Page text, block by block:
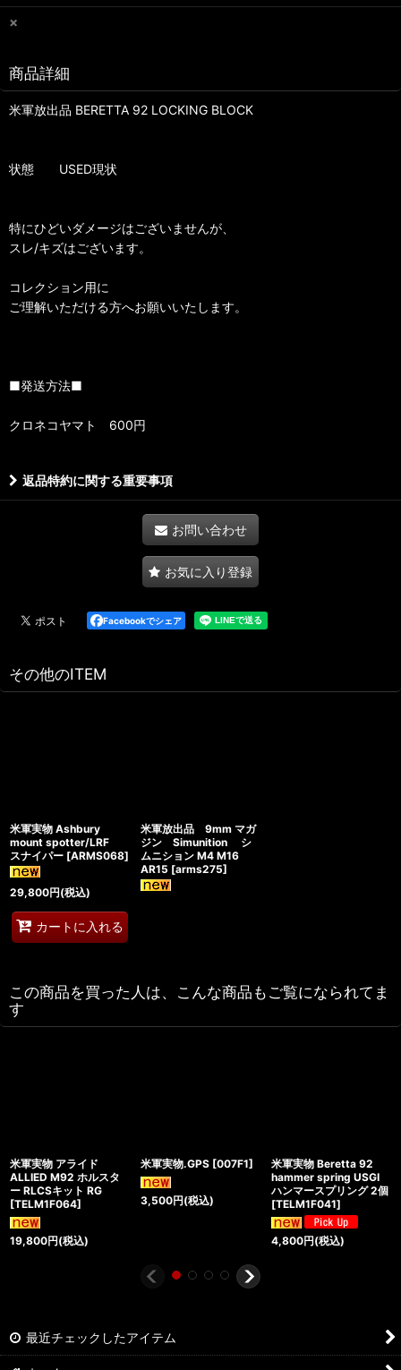
×
商品詳細
米軍放出品 BERETTA 92 LOCKING BLOCK
状態 USED現状
特にひどいダメージはございませんが、
スレ/キズはございます。
コレクション用に
ご理解いただける方へお願いいたします。
■発送方法■
クロネコヤマト 600円
返品特約に関する重要事項
お問い合わせ
お気に入り登録
Facebookでシェア
その他のITEM
米軍実物 Ashbury
mount spotter/LRF
スナイパー [ARMS068]
29,800円(税込)
カートに入れる
米軍放出品 9mm マガ
ジン Simunition シ
ムニション M4 M16
AR15 [arms275]
この商品を買った人は、こんな商品もご覧になられてま
す
米軍実物 アライド
ALLIED M92 ホルスタ
ー RLCSキット RG
[TELM1F064]
19,800円(税込)
米軍実物.GPS [007F1]
3,500円(税込)
米軍実物 Beretta 92
hammer spring USGI
ハンマースプリング 2個
[TELM1F041]
4,800円(税込)
最近チェックしたアイテム